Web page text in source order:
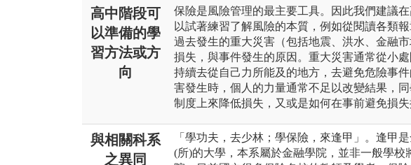
高中階段可
以準備的學
習方法或方
向
保險是風險管理的最主要工具。因此我們建議
以試著練習了解風險的本質，例如從閱讀各類
過去發生的重大災害（包括地震、洪水、金融
損失，與事件發生的原因。重大災害通常從小
持續去從自己力所能及的地方，去避免危險事
害發生時，個人的力量通常不足以改變結果，
制度上來降低損失，又或是如何在事前避免損失
與相關科系
之異同
「學功夫，去少林；學保險，來逢甲」。逢甲
(所)的大學，本系屬於金融學院，並非一般學校